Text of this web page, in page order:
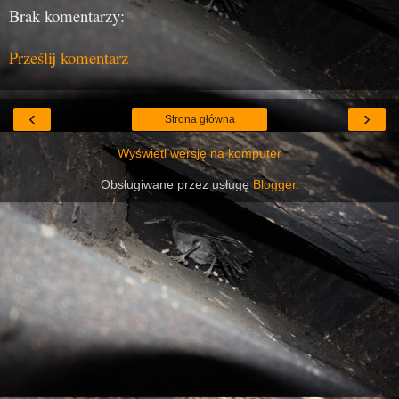
Brak komentarzy:
Prześlij komentarz
‹ ›
Strona główna
Wyświetl wersję na komputer
Obsługiwane przez usługę Blogger.